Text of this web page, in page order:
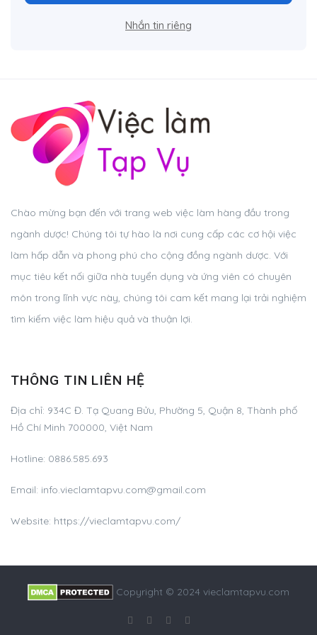
Nhắn tin riêng
Chào mừng bạn đến với trang web việc làm hàng đầu trong
ngành dược! Chúng tôi tự hào là nơi cung cấp các cơ hội việc
làm hấp dẫn và phong phú cho cộng đồng ngành dược. Với
mục tiêu kết nối giữa nhà tuyển dụng và ứng viên có chuyên
môn trong lĩnh vực này, chúng tôi cam kết mang lại trải nghiệm
tìm kiếm việc làm hiệu quả và thuận lợi.
THÔNG TIN LIÊN HỆ
Địa chỉ: 934C Đ. Tạ Quang Bửu, Phường 5, Quận 8, Thành phố
Hồ Chí Minh 700000, Việt Nam
Hotline: 0886.585.693
Email: info.vieclamtapvu.com@gmail.com
Website: https://vieclamtapvu.com/
Copyright © 2024 vieclamtapvu.com